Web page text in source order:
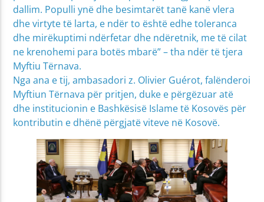
dallim. Populli ynë dhe besimtarët tanë kanë vlera
dhe virtyte të larta, e ndër to është edhe toleranca
dhe mirëkuptimi ndërfetar dhe ndëretnik, me të cilat
ne krenohemi para botës mbarë” – tha ndër të tjera
Myftiu Tërnava.
Nga ana e tij, ambasadori z. Olivier Guérot, falënderoi
Myftiun Tërnava për pritjen, duke e përgëzuar atë
dhe institucionin e Bashkësisë Islame të Kosovës për
kontributin e dhënë përgjatë viteve në Kosovë.